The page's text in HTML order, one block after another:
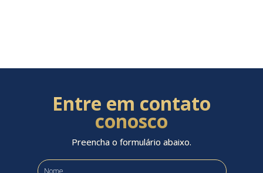
Entre em contato
conosco
Preencha o formulário abaixo.